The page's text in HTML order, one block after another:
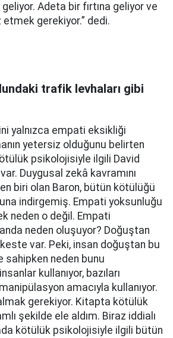
Adeta bir fırtına geliyor ve
gerekiyor.” dedi.
trafik levhaları gibi
yalnızca empati eksikliği
yetersiz olduğunu belirten
psikolojisiyle ilgili David
Duygusal zekâ kavramını
biri olan Baron, bütün kötülüğü
indirgemiş. Empati yoksunluğu
neden o değil. Empati
neden oluşuyor? Doğuştan
var. Peki, insan doğuştan bu
sahipken neden bunu
kullanıyor, bazıları
amacıyla kullanıyor.
gerekiyor. Kitapta kötülük
şekilde ele aldım. Biraz iddialı
kötülük psikolojisiyle ilgili bütün